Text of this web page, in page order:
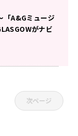
「A&Gミュージ
がナビ
次ページ